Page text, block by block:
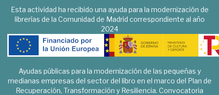
Esta actividad ha recibido una ayuda para la modernización de
librerías de la Comunidad de Madrid correspondiente al año
2024
Ayudas públicas para la modernización de las pequeñas y
medianas empresas del sector del libro en el marco del Plan de
Recuperación, Transformación y Resiliencia. Convocatoria